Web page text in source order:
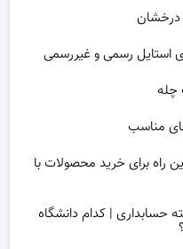
استایل رسمی و غیررسمی
چله
مناسب
راه برای خرید محصولات با
حسابداری | کدام دانشگاه